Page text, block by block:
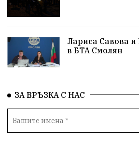
Лариса Савова
в БТА Смолян
ЗА ВРЪЗКА С НАС